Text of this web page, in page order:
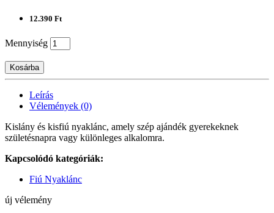
12.390 Ft
Mennyiség
Kosárba
Leírás
Vélemények (0)
Kislány és kisfiú nyaklánc, amely szép ajándék gyerekeknek
születésnapra vagy különleges alkalomra.
Kapcsolódó kategóriák:
Fiú Nyaklánc
új vélemény